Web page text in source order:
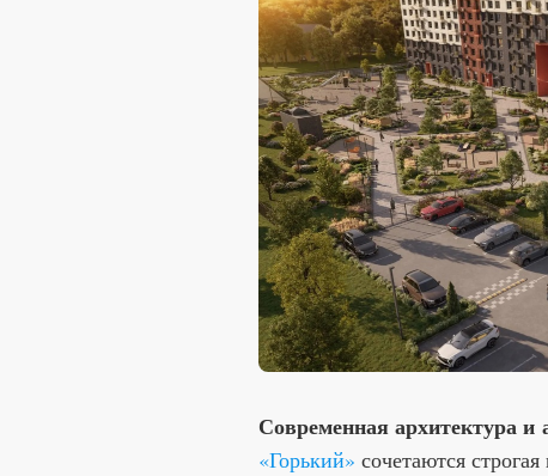
Современная архитектура и
«Горький» сочетаются